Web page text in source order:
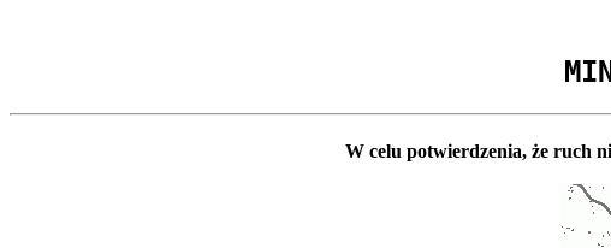
W celu potwierdzenia, że ruch